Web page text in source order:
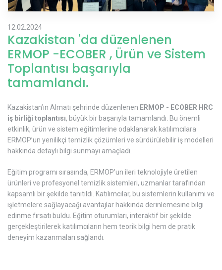
12.02.2024
Kazakistan 'da düzenlenen
ERMOP -ECOBER , Ürün ve Sistem
Toplantısı başarıyla
tamamlandı.
Kazakistan’ın Almatı şehrinde düzenlenen ERMOP - ECOBER HRC
iş birliği toplantısı, büyük bir başarıyla tamamlandı. Bu önemli
etkinlik, ürün ve sistem eğitimlerine odaklanarak katılımcılara
ERMOP’un yenilikçi temizlik çözümleri ve sürdürülebilir iş modelleri
hakkında detaylı bilgi sunmayı amaçladı.
Eğitim programı sırasında, ERMOP’un ileri teknolojiyle üretilen
ürünleri ve profesyonel temizlik sistemleri, uzmanlar tarafından
kapsamlı bir şekilde tanıtıldı. Katılımcılar, bu sistemlerin kullanımı ve
işletmelere sağlayacağı avantajlar hakkında derinlemesine bilgi
edinme fırsatı buldu. Eğitim oturumları, interaktif bir şekilde
gerçekleştirilerek katılımcıların hem teorik bilgi hem de pratik
deneyim kazanmaları sağlandı.